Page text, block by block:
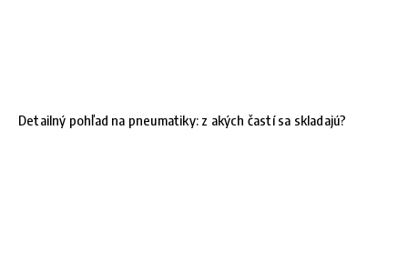
Detailný pohľad na pneumatiky: z akých častí sa skladajú?